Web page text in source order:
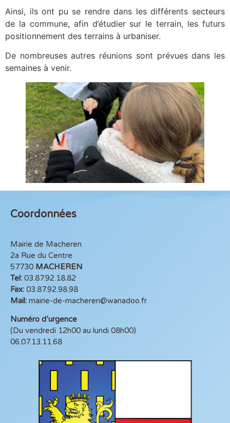
Ainsi, ils ont pu se rendre dans les différents secteurs
de la commune, afin d’étudier sur le terrain, les futurs
positionnement des terrains à urbaniser.
De nombreuses autres réunions sont prévues dans les
semaines à venir.
Coordonnées
Mairie de Macheren
2a Rue du Centre
57730 MACHEREN
Tel: 03.87.92.18.82
Fax: 03.87.92.98.98
Mail: mairie-de-macheren@wanadoo.fr
Numéro d’urgence
(Du vendredi 12h00 au lundi 08h00)
06.07.13.11.68